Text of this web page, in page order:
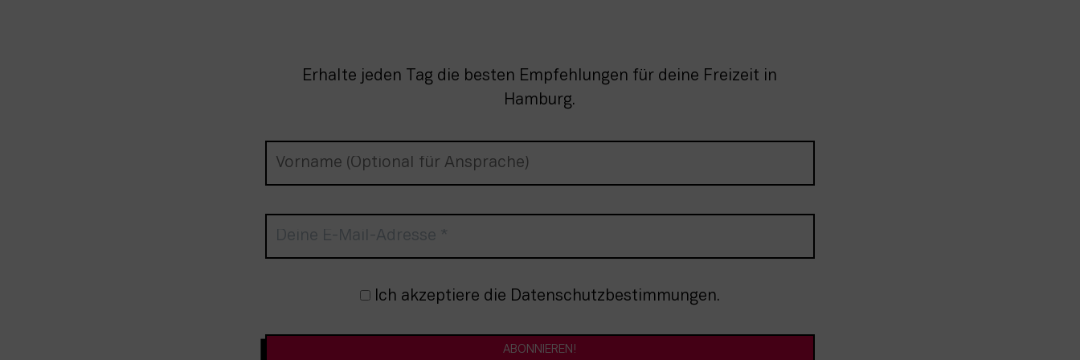
Erhalte jeden Tag die besten Empfehlungen für deine Freizeit in
Hamburg.
Newsletter-AnmeldungIch akzeptiere die Datenschutzbestimmungen.